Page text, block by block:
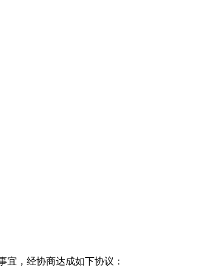
宜，经协商达成如下协议：